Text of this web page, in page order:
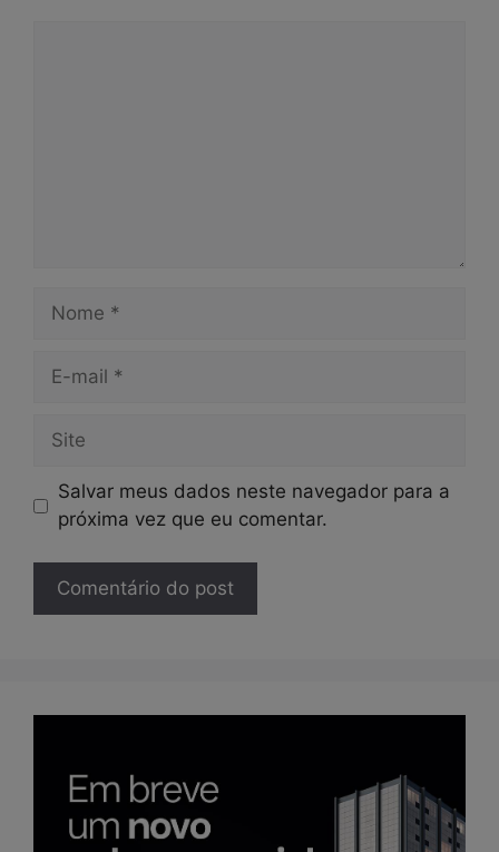
Nome
Site
Salvar meus dados neste navegador para a
próxima vez que eu comentar.